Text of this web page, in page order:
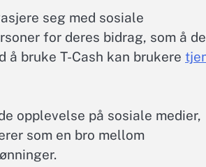
seg med sosiale
for deres bidrag, som å
å bruke T-Cash kan brukere
opplevelse på sosiale medier,
som en bro mellom